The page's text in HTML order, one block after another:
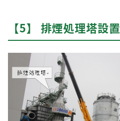
【5】 排煙処理塔設置